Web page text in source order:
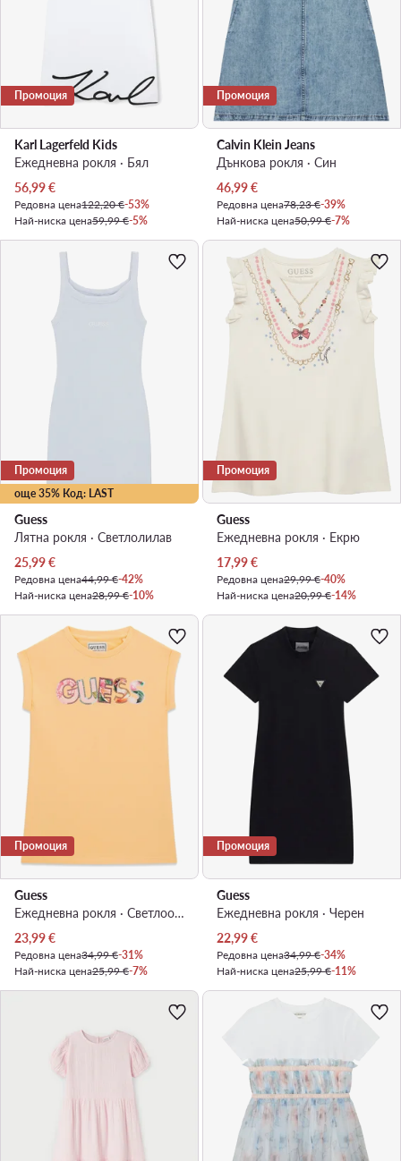
Промоция
Karl Lagerfeld Kids
Ежедневна рокля · Бял
Актуална цена
56,99€
Редовна цена122,20 €-53%
Най-ниска цена59,99 €-5%
Промоция
Calvin Klein Jeans
Дънкова рокля · Син
Актуална цена
46,99€
Редовна цена78,23 €-39%
Най-ниска цена50,99 €-7%
още 35% Код: LAST
Промоция
Guess
Лятна рокля · Светлолилав
Актуална цена
25,99€
Редовна цена44,99 €-42%
Най-ниска цена28,99 €-10%
Промоция
Guess
Ежедневна рокля · Екрю
Актуална цена
17,99€
Редовна цена29,99 €-40%
Най-ниска цена20,99 €-14%
Промоция
Guess
Ежедневна рокля · Светлооранжев
Актуална цена
23,99€
Редовна цена34,99 €-31%
Най-ниска цена25,99 €-7%
Промоция
Guess
Ежедневна рокля · Черен
Актуална цена
22,99€
Редовна цена34,99 €-34%
Най-ниска цена25,99 €-11%